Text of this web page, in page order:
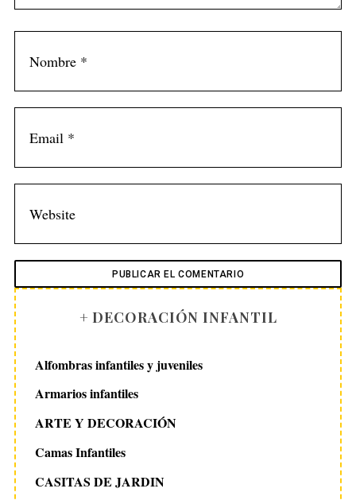
+ DECORACIÓN INFANTIL
Alfombras infantiles y juveniles
Armarios infantiles
ARTE Y DECORACIÓN
Camas Infantiles
CASITAS DE JARDIN